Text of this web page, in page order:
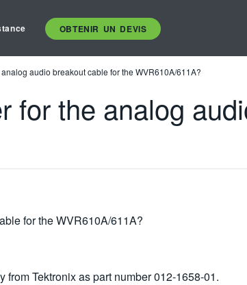
OBTENIR UN DEVIS
audio breakout cable for the WVR610A/611A?
for the analog
for the WVR610A/611A?
Tektronix as part number 012-1658-01.